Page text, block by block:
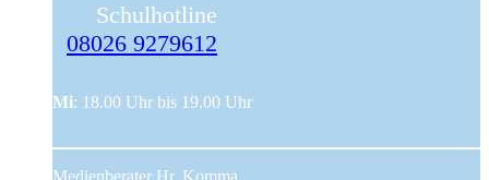
Schulhotline
08026 9279612
Mi: 18.00 Uhr bis 19.00 Uhr